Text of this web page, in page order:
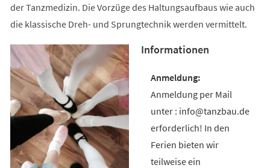
der Tanzmedizin. Die Vorzüge des Haltungsaufbaus wie auch
die klassische Dreh- und Sprungtechnik werden vermittelt.
Informationen
Anmeldung per Mail
unter : info@tanzbau.de
erforderlich! In den
Ferien bieten wir
teilweise ein